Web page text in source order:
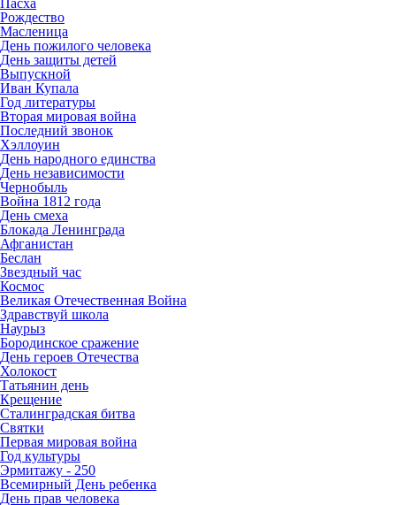
Пасха
Рождество
Масленица
День пожилого человека
День защиты детей
Выпускной
Иван Купала
Год литературы
Вторая мировая война
Последний звонок
Хэллоуин
День народного единства
День независимости
Чернобыль
Война 1812 года
День смеха
Блокада Ленинграда
Афганистан
Беслан
Звездный час
Космос
Великая Отечественная Война
Здравствуй школа
Наурыз
Бородинское сражение
День героев Отечества
Холокост
Татьянин день
Крещение
Сталинградская битва
Святки
Первая мировая война
Год культуры
Эрмитажу - 250
Всемирный День ребенка
День прав человека